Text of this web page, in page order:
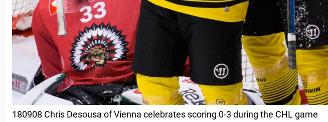
180908 Chris Desousa of Vienna celebrates scoring 0-3 during the CHL game